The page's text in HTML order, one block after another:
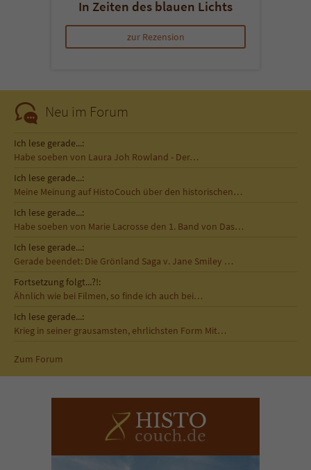
In Zeiten des blauen Lichts
zur Rezension
Neu im Forum
Ich lese gerade...:
Habe soeben von Laura Joh Rowland - Der…
Ich lese gerade...:
Meine Meinung auf HistoCouch über den historischen…
Ich lese gerade...:
Habe soeben von Marie Lacrosse den 1. Band von Das…
Ich lese gerade...:
Gerade beendet: Die Grönland Saga v. Jane Smiley …
Fortsetzung folgt...?!:
Ähnlich wie bei Filmen, so finde ich auch bei…
Ich lese gerade...:
Krieg in seiner grausamsten, ehrlichsten Form Mit…
Zum Forum